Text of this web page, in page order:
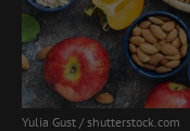
Yulia Gust / shutterstock.com